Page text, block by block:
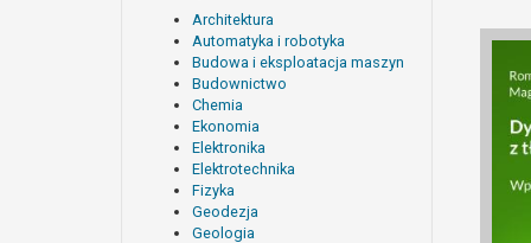
Architektura
Automatyka i robotyka
Budowa i eksploatacja maszyn
Budownictwo
Chemia
Ekonomia
Elektronika
Elektrotechnika
Fizyka
Geodezja
Geologia